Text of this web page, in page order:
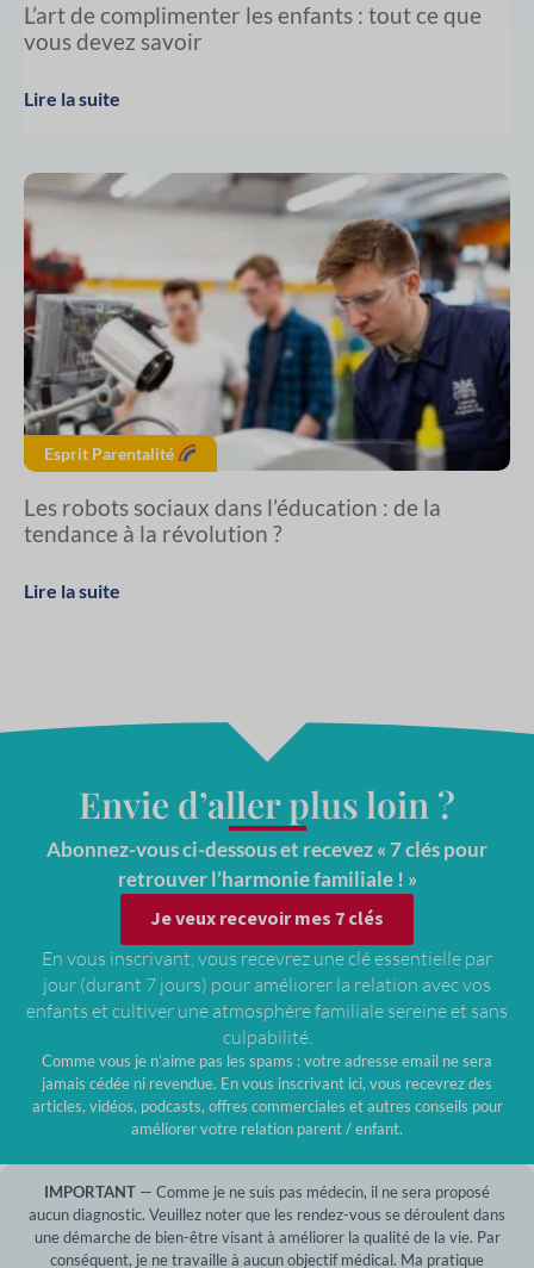
L’art de complimenter les enfants : tout ce que
vous devez savoir
Lire la suite
Esprit Parentalité
Les robots sociaux dans l’éducation : de la
tendance à la révolution ?
Lire la suite
Envie d’aller plus loin ?
Abonnez-vous ci-dessous et recevez « 7 clés pour
retrouver l’harmonie familiale ! »
Je veux recevoir mes 7 clés
En vous inscrivant, vous recevrez une clé essentielle par
jour (durant 7 jours) pour améliorer la relation avec vos
enfants et cultiver une atmosphère familiale sereine et sans
culpabilité.
Comme vous je n’aime pas les spams : votre adresse email ne sera
jamais cédée ni revendue. En vous inscrivant ici, vous recevrez des
articles, vidéos, podcasts, offres commerciales et autres conseils pour
améliorer votre relation parent / enfant.
IMPORTANT — Comme je ne suis pas médecin, il ne sera proposé
aucun diagnostic. Veuillez noter que les rendez-vous se déroulent dans
une démarche de bien-être visant à améliorer la qualité de la vie. Par
conséquent, je ne travaille à aucun objectif médical. Ma pratique